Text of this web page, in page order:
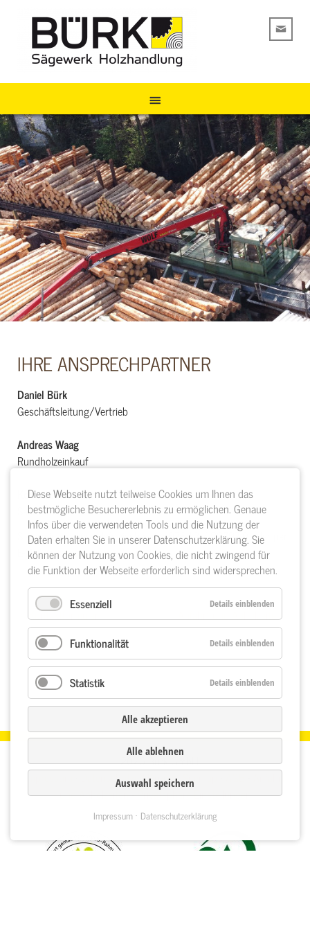
IHRE ANSPRECHPARTNER
Daniel Bürk
Geschäftsleitung/Vertrieb
Andreas Waag
Rundholzeinkauf
Kornelia Hellmann
Sekretariat
Sie erreichen uns telefonisch unter 07842 / 99797-0 oder per
E-Mail aninfo@saegewerk-buerk.de
< Kontaktformular Anfahrt und Abholzeiten >
© 2026 Bürk GmbH
Impressum
Datenschutzerklärung•Sitemap
Anfahrt
und Abholzeiten•Privatsphäre-Einstellungen
Diese Webseite nutzt teilweise Cookies um Ihnen das
bestmögliche Besuchererlebnis zu ermöglichen. Genaue
Infos über die verwendeten Tools und die Nutzung der
Daten erhalten Sie in unserer Datenschutzerklärung. Sie
können der Nutzung von Cookies, die nicht zwingend für
die Funktion der Webseite erforderlich sind widersprechen.
Essenziell
Details einblenden
Funktionalität Details einblenden
Statistik Details einblenden
Alle akzeptieren
Alle ablehnen
Auswahl speichern
Impressum Datenschutzerklärung